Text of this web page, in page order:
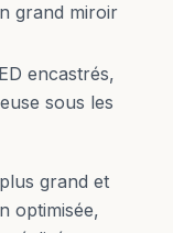
grand miroir
encastrés,
sous les
grand et
optimisée,